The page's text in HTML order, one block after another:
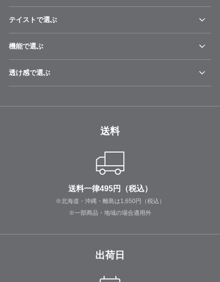
テイストで選ぶ
機能で選ぶ
透け感で選ぶ
送料
送料一律495円（税込）
※北海道・沖縄・離島は1,650円（税込）
※一部商品・地域の場合適用外
出荷日